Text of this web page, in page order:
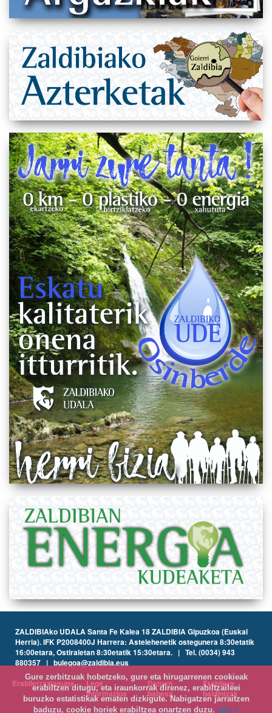
ZALDIBIAko UDALA Santa Fe Kalea 18 ZALDIBIA Gipuzkoa (Euskal
Herria). IFK P2008400J Harrera: Astelehenetik ostegunera 8:30etatik
16:00etara, Ostiraletan 8:30etatik 15:30etara. | Tel. (0034) 943
880357 | bulegoa@zaldibia.eus
Erabilerraztasuna
Lege
informazioa
Datuen
babesa
Erabilera
baldintzak
Gure zerbitzuak hobetzeko, gure eta hirugarrenen cookieak
erabiltzen ditugu, eta iraunkorrak direnez, erabiltzaileei
buruzko estatistikak ematen dizkigute. Nabigatzen jarraitzen
baduzu, cookie horiek erabiltzea onartzen duzu. info +